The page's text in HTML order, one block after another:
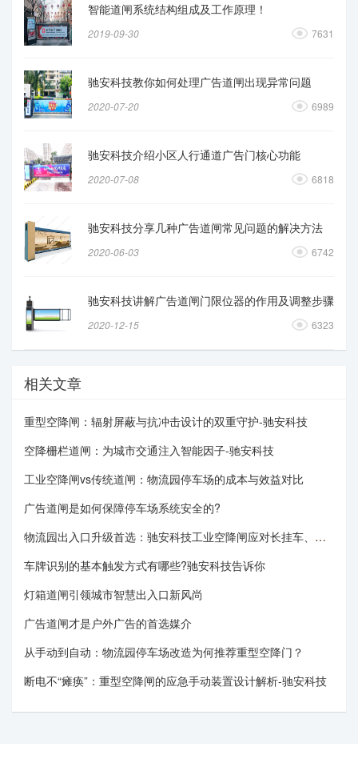
智能道闸系统结构组成及工作原理！
2019-09-30 7631
驰安科技教你如何处理广告道闸出现异常问题
2020-07-20 6989
驰安科技介绍小区人行通道广告门核心功能
2020-07-08 6818
驰安科技分享几种广告道闸常见问题的解决方法
2020-06-03 6742
驰安科技讲解广告道闸门限位器的作用及调整步骤
2020-12-15 6323
相关文章
重型空降闸：辐射屏蔽与抗冲击设计的双重守护-驰安科技
空降栅栏道闸：为城市交通注入智能因子-驰安科技
工业空降闸vs传统道闸：物流园停车场的成本与效益对比
广告道闸是如何保障停车场系统安全的?
物流园出入口升级首选：驰安科技工业空降闸应对长挂车、重卡无压力
车牌识别的基本触发方式有哪些?驰安科技告诉你
灯箱道闸引领城市智慧出入口新风尚
广告道闸才是户外广告的首选媒介
从手动到自动：物流园停车场改造为何推荐重型空降门？
断电不“瘫痪”：重型空降闸的应急手动装置设计解析-驰安科技